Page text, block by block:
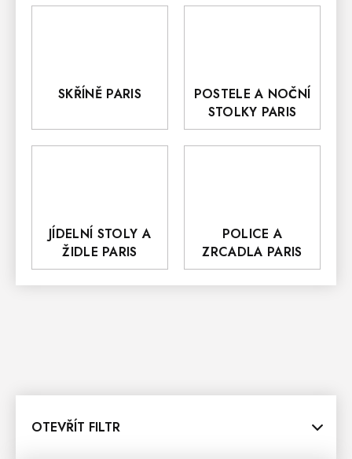
SKŘÍNĚ PARIS
POSTELE A NOČNÍ
STOLKY PARIS
JÍDELNÍ STOLY A
ŽIDLE PARIS
POLICE A
ZRCADLA PARIS
OTEVŘÍT FILTR